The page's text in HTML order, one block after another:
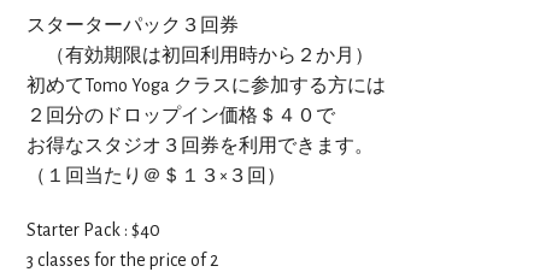
スターターパック３回券
（有効期限は初回利用時から２か月）
初めてTomo Yoga クラスに参加する方には
２回分のドロップイン価格＄４０で
お得なスタジオ３回券を利用できます。
（１回当たり＠＄１３×３回）
Starter Pack : $40
3 classes for the price of 2